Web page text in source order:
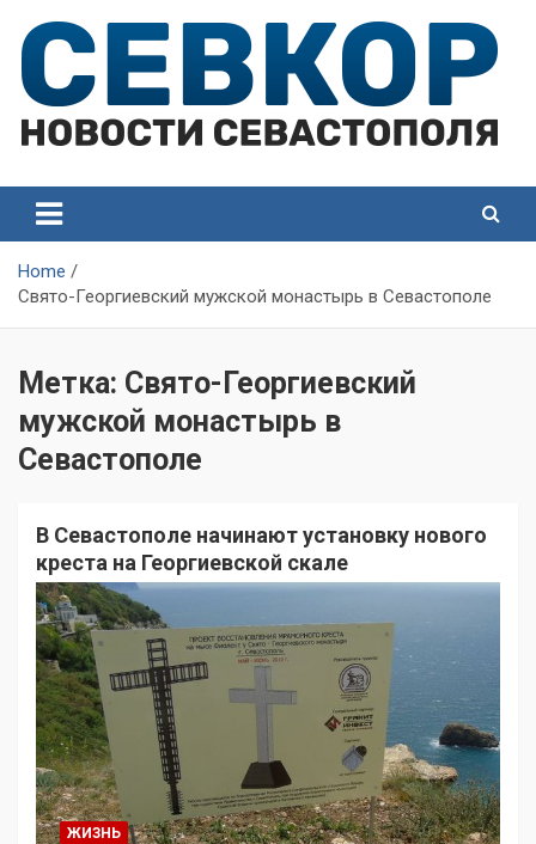
content
Севастополя
Севастополя
Home
Свято-Георгиевский мужской монастырь в Севастополе
Метка: Свято-Георгиевский
мужской монастырь в
Севастополе
В Севастополе начинают установку нового
креста на Георгиевской скале
ЖИЗНЬ